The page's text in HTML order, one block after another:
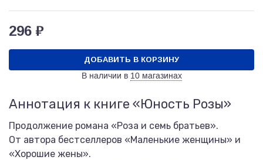
296 ₽
ДОБАВИТЬ В КОРЗИНУ
В наличии в 10 магазинах
Аннотация к книге «Юность Розы»
Продолжение романа «Роза и семь братьев».
От автора бестселлеров «Маленькие женщины» и
«Хорошие жены».